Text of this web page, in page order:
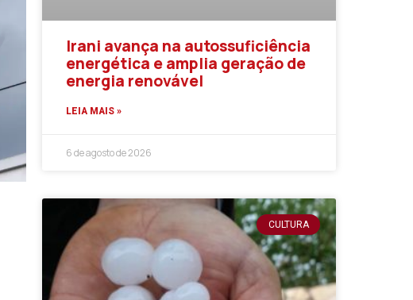
Irani avança na autossuficiência
energética e amplia geração de
energia renovável
LEIA MAIS »
6 de agosto de 2026
CULTURA